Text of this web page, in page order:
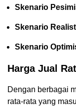
Skenario
Skenario
Skenario
Harga Jual
Dengan berbagai
rata-rata yang